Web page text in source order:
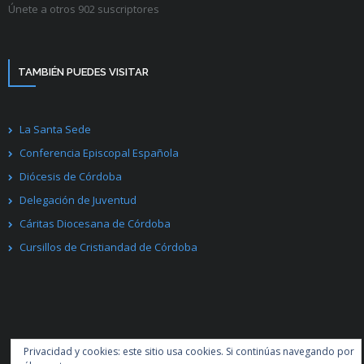
Únete a otros 902 suscriptores
TAMBIÉN PUEDES VISITAR
La Santa Sede
Conferencia Episcopal Española
Diócesis de Córdoba
Delegación de Juventud
Cáritas Diocesana de Córdoba
Cursillos de Cristiandad de Córdoba
Desarrollado porThink Up Themes Ltd. Creado conWordPress.
Privacidad y cookies: este sitio usa cookies. Si continúas navegando por